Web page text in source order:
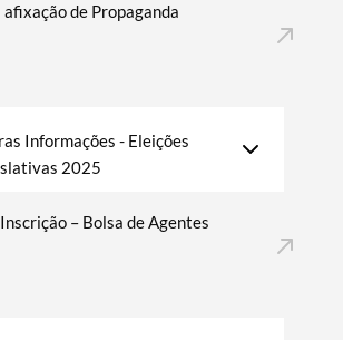
afixação de Propaganda
Informações - Eleições
2025
– Bolsa de Agentes